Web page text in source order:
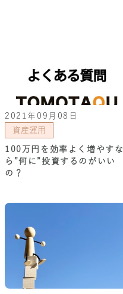
2021年09月08日
資産運用
100万円を効率よく増やすな
ら”何に”投資するのがいい
の？